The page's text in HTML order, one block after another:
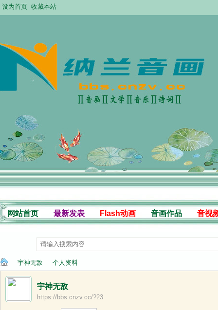
设为首页 收藏本站
网站首页 最新发表 Flash动画 音画作品 音视
›
宇神无敌 个人资料
宇神无敌
https://bbs.cnzv.cc/?23